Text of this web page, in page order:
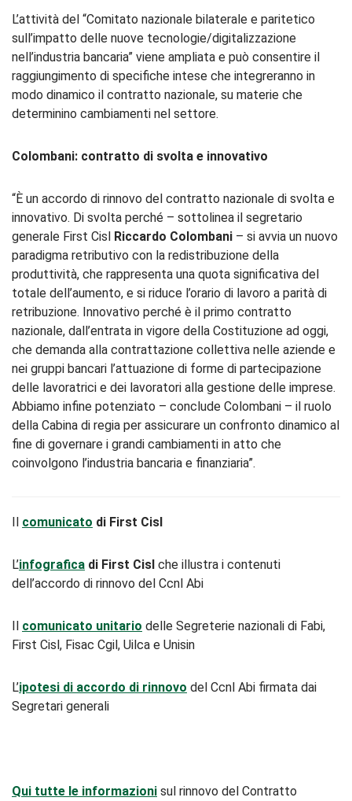
L’attività del “Comitato nazionale bilaterale e paritetico
sull’impatto delle nuove tecnologie/digitalizzazione
nell’industria bancaria” viene ampliata e può consentire il
raggiungimento di specifiche intese che integreranno in
modo dinamico il contratto nazionale, su materie che
determinino cambiamenti nel settore.
Colombani: contratto di svolta e innovativo
“È un accordo di rinnovo del contratto nazionale di svolta e
innovativo. Di svolta perché – sottolinea il segretario
generale First Cisl Riccardo Colombani – si avvia un nuovo
paradigma retributivo con la redistribuzione della
produttività, che rappresenta una quota significativa del
totale dell’aumento, e si riduce l’orario di lavoro a parità di
retribuzione. Innovativo perché è il primo contratto
nazionale, dall’entrata in vigore della Costituzione ad oggi,
che demanda alla contrattazione collettiva nelle aziende e
nei gruppi bancari l’attuazione di forme di partecipazione
delle lavoratrici e dei lavoratori alla gestione delle imprese.
Abbiamo infine potenziato – conclude Colombani – il ruolo
della Cabina di regia per assicurare un confronto dinamico al
fine di governare i grandi cambiamenti in atto che
coinvolgono l’industria bancaria e finanziaria”.
Il comunicato di First Cisl
L’infografica di First Cisl che illustra i contenuti
dell’accordo di rinnovo del Ccnl Abi
Il comunicato unitario delle Segreterie nazionali di Fabi,
First Cisl, Fisac Cgil, Uilca e Unisin
L’ipotesi di accordo di rinnovo del Ccnl Abi firmata dai
Segretari generali
Qui tutte le informazioni sul rinnovo del Contratto